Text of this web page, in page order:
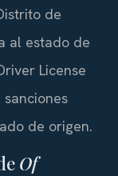
de
al estado de
License
de origen.
Of